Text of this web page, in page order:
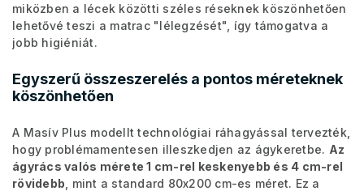
miközben a lécek közötti széles réseknek köszönhetően
lehetővé teszi a matrac "lélegzését", így támogatva a
jobb higiéniát.
Egyszerű összeszerelés a pontos méreteknek
köszönhetően
A Masív Plus modellt technológiai ráhagyással tervezték,
hogy problémamentesen illeszkedjen az ágykeretbe. Az
ágyrács valós mérete 1 cm-rel keskenyebb és 4 cm-rel
rövidebb , mint a standard 80x200 cm-es méret. Ez a